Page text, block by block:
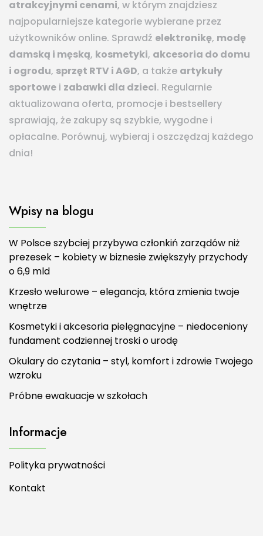
atrakcyjnymi cenami, w którym znajdziesz
najpopularniejsze kategorie wybierane przez
użytkowników online. Sprawdź elektronikę, modę
damską i męską, kosmetyki, akcesoria do domu
i ogrodu, sprzęt RTV i AGD, a także artykuły
sportowe i zabawki dla dzieci. Regularnie
aktualizowana oferta, promocje i bestsellery
sprawiają, że zakupy są szybkie, wygodne i
opłacalne. Porównuj, wybieraj i oszczędzaj każdego
dnia!
Wpisy na blogu
W Polsce szybciej przybywa członkiń zarządów niż
prezesek – kobiety w biznesie zwiększyły przychody
o 6,9 mld
Krzesło welurowe – elegancja, która zmienia twoje
wnętrze
Kosmetyki i akcesoria pielęgnacyjne – niedoceniony
fundament codziennej troski o urodę
Okulary do czytania – styl, komfort i zdrowie Twojego
wzroku
Próbne ewakuacje w szkołach
Informacje
Polityka prywatności
Kontakt